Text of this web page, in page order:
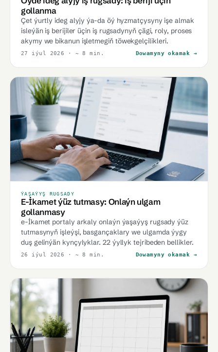
gollanma
Çet ýurtly ideg alyjy ýa-da öý hyzmatçysyny işe almak
isleýän iş berijiler üçin iş rugsadynyň çägi, roly, proses
akymy we bikanun işletmegiň töwekgelçilikleri.
27 iýul 2026 · ~ 8 min. Dowamyny okamak →
ÝAŞAÝYŞ RUGSADY
E-İkamet ýüz tutmasy: Onlaýn ulgam
gollanmasy
e-İkamet portaly arkaly onlaýn ýaşaýyş rugsady ýüz
tutmasynyň işleýşi, basgançaklary we ulgamda ýygy
duş gelinýän kynçylyklar. 22 ýyllyk tejribeden bellikler.
26 iýul 2026 · ~ 8 min. Dowamyny okamak →